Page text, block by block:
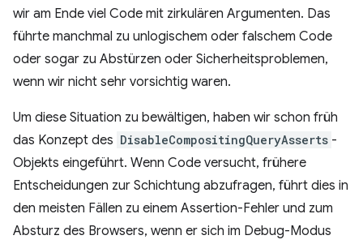
wir am Ende viel Code mit zirkulären Argumenten. Das
führte manchmal zu unlogischem oder falschem Code
oder sogar zu Abstürzen oder Sicherheitsproblemen,
wenn wir nicht sehr vorsichtig waren.
Um diese Situation zu bewältigen, haben wir schon früh
das Konzept des DisableCompositingQueryAsserts -
Objekts eingeführt. Wenn Code versucht, frühere
Entscheidungen zur Schichtung abzufragen, führt dies in
den meisten Fällen zu einem Assertion-Fehler und zum
Absturz des Browsers, wenn er sich im Debug-Modus